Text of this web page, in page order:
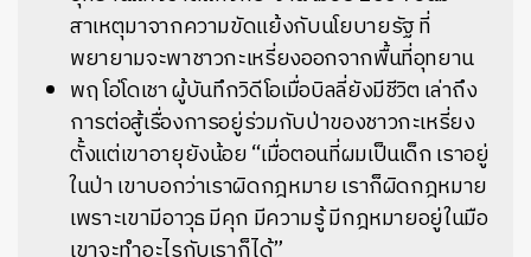
สาเหตุมาจากความขัดแย้งกับนโยบายรัฐ ที่
พยายามจะพาชาวกะเหรี่ยงออกจากพื้นที่อุทยาน
พฤ โอ่โดเชา ผู้บันทึกวิดีโอเมื่อบิลลี่ยังมีชีวิต เล่าถึง
การต่อสู้เรื่องการอยู่ร่วมกับป่าของชาวกะเหรี่ยง
ตั้งแต่เขาอายุยังน้อย “เมื่อตอนที่ผมเป็นเด็ก เราอยู่
ในป่า เขาบอกว่าเราผิดกฎหมาย เราก็ผิดกฎหมาย
เพราะเขามีอาวุธ มีคุก มีความรู้ มีกฎหมายอยู่ในมือ